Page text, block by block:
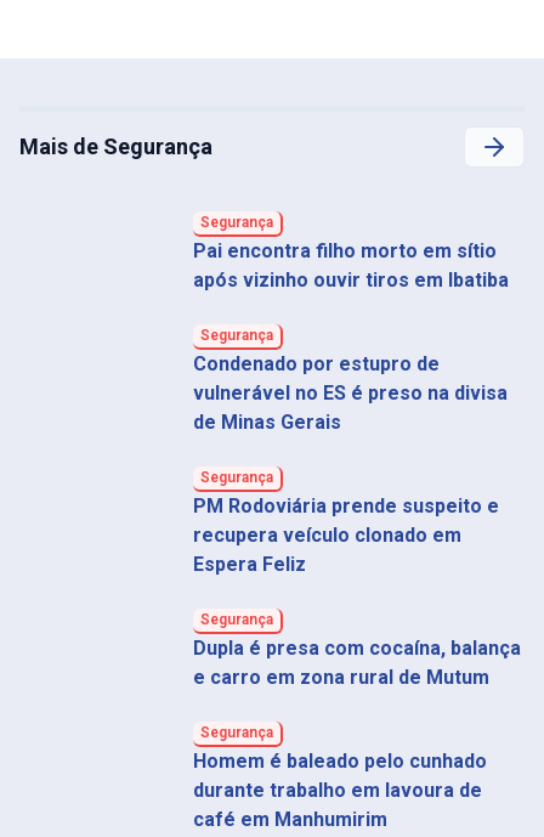
Mais de Segurança
Segurança
Pai encontra filho morto em sítio
após vizinho ouvir tiros em Ibatiba
Segurança
Condenado por estupro de
vulnerável no ES é preso na divisa
de Minas Gerais
Segurança
PM Rodoviária prende suspeito e
recupera veículo clonado em
Espera Feliz
Segurança
Dupla é presa com cocaína, balança
e carro em zona rural de Mutum
Segurança
Homem é baleado pelo cunhado
durante trabalho em lavoura de
café em Manhumirim